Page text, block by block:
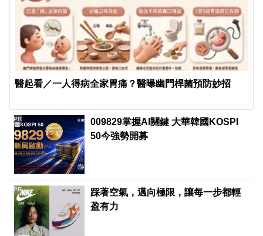
醫起看／一人得病全家胃痛？醫曝幽門桿菌預防妙招
009829掌握AI關鍵 大華韓國KOSPI
50今強勢開募
PR
踩著空氣，邁向極限，讓每一步都輕
盈有力
PR